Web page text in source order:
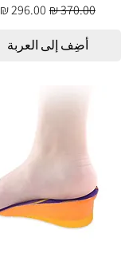
سعر عادي‏370.00 ₪ سعر البيع
أضِف إلى العربة